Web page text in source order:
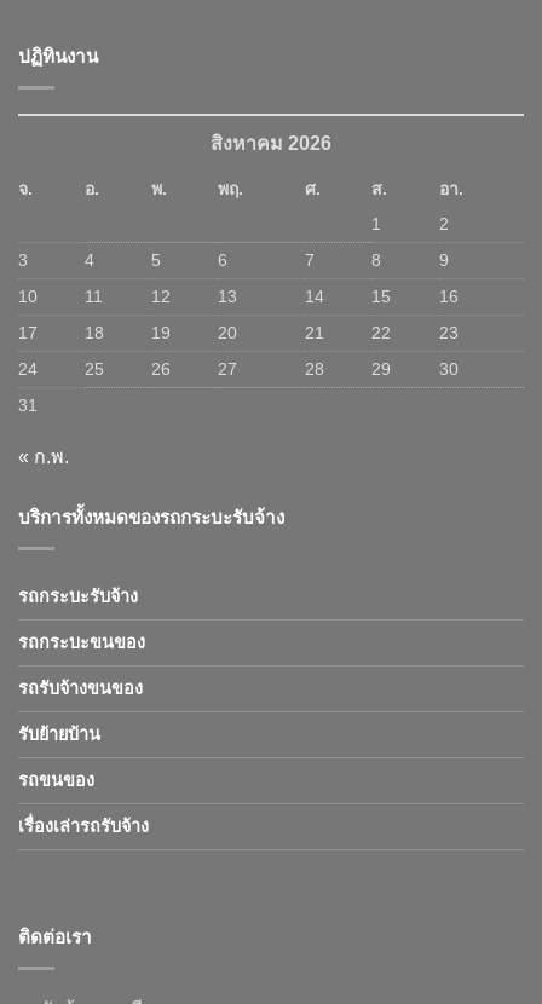
ปฏิทินงาน
สิงหาคม 2026
จ. อ. พ. พฤ. ศ. ส.
อา.
1
2
3
4 5 6 7 8
9
10
11 12 13 14 15
16
17
18 19 20 21 22
23
24
25 26 27 28 29
30
31
« ก.พ.
บริการทั้งหมดของรถกระบะรับจ้าง
รถกระบะรับจ้าง
รถกระบะขนของ
รถรับจ้างขนของ
รับย้ายบ้าน
รถขนของ
เรื่องเล่ารถรับจ้าง
ติดต่อเรา